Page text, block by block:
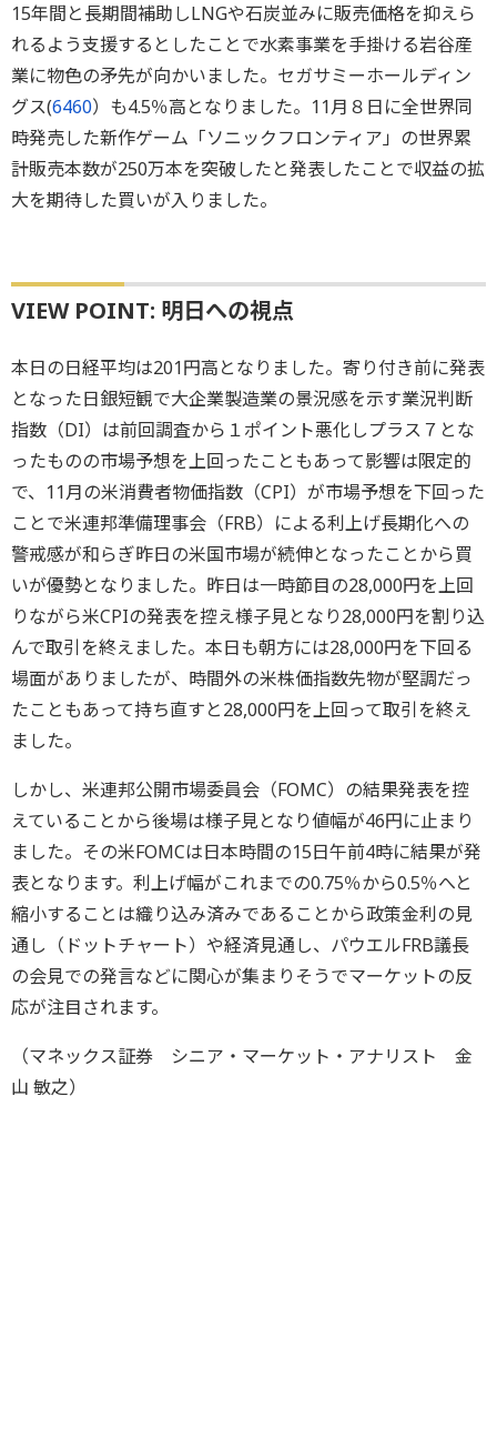
15年間と長期間補助しLNGや石炭並みに販売価格を抑えら
れるよう支援するとしたことで水素事業を手掛ける岩谷産
業に物色の矛先が向かいました。セガサミーホールディン
グス(6460）も4.5％高となりました。11月８日に全世界同
時発売した新作ゲーム「ソニックフロンティア」の世界累
計販売本数が250万本を突破したと発表したことで収益の拡
大を期待した買いが入りました。
VIEW POINT: 明日への視点
本日の日経平均は201円高となりました。寄り付き前に発表
となった日銀短観で大企業製造業の景況感を示す業況判断
指数（DI）は前回調査から１ポイント悪化しプラス７とな
ったものの市場予想を上回ったこともあって影響は限定的
で、11月の米消費者物価指数（CPI）が市場予想を下回った
ことで米連邦準備理事会（FRB）による利上げ長期化への
警戒感が和らぎ昨日の米国市場が続伸となったことから買
いが優勢となりました。昨日は一時節目の28,000円を上回
りながら米CPIの発表を控え様子見となり28,000円を割り込
んで取引を終えました。本日も朝方には28,000円を下回る
場面がありましたが、時間外の米株価指数先物が堅調だっ
たこともあって持ち直すと28,000円を上回って取引を終え
ました。
しかし、米連邦公開市場委員会（FOMC）の結果発表を控
えていることから後場は様子見となり値幅が46円に止まり
ました。その米FOMCは日本時間の15日午前4時に結果が発
表となります。利上げ幅がこれまでの0.75％から0.5％へと
縮小することは織り込み済みであることから政策金利の見
通し（ドットチャート）や経済見通し、パウエルFRB議長
の会見での発言などに関心が集まりそうでマーケットの反
応が注目されます。
（マネックス証券 シニア・マーケット・アナリスト 金
山 敏之）